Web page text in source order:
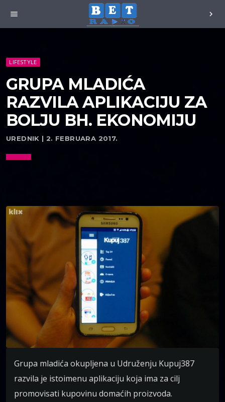
menu chevron_right
LIFESTYLE
GRUPA MLADIĆA
RAZVILA APLIKACIJU ZA
BOLJU BH. EKONOMIJU
UREDNIK | 2. FEBRUARA 2017.
Grupa mladića okupljena u Udruženju Kupuj387
razvila je istoimenu aplikaciju koja ima za cilj
promovisati kupovinu domaćih proizvoda.